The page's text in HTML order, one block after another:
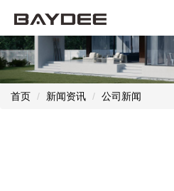
首页 新闻资讯 公司新闻